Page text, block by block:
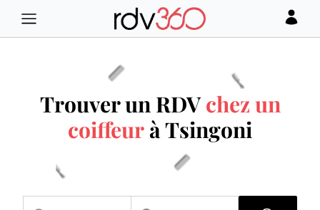
Trouver un RDVchez un
coiffeurà Tsingoni